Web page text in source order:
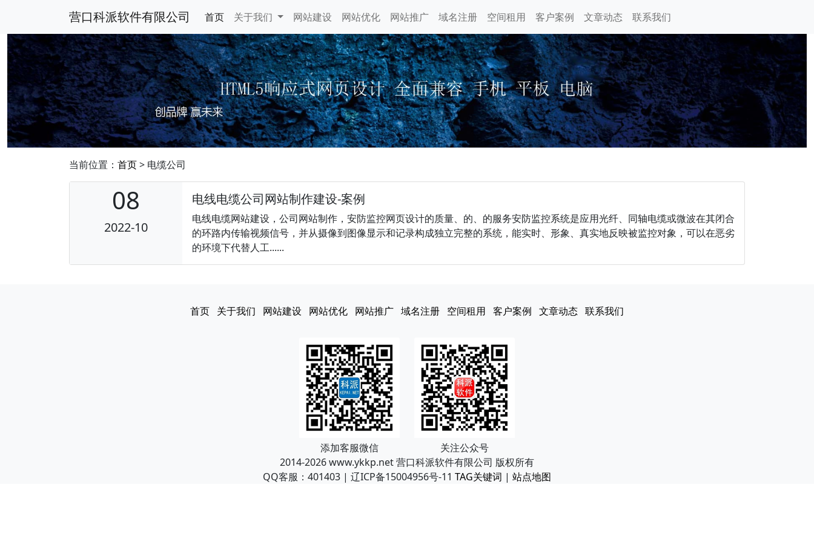
营口科派软件有限公司 首页 关于我们 网站建设 网站优化 网站推广 域名注册 空间租用 客户案例 文章动态 联系我们
当前位置： 首页> 电缆公司
08
2022-10
电线电缆公司网站制作建设-案例
电线电缆网站建设，公司网站制作，安防监控网页设计的质量、的、的服务安防监控系统是应用光纤、同轴电缆或微波在其闭合
的环路内传输视频信号，并从摄像到图像显示和记录构成独立完整的系统，能实时、形象、真实地反映被监控对象，可以在恶劣
的环境下代替人工......
首页 关于我们 网站建设 网站优化 网站推广 域名注册 空间租用 客户案例 文章动态 联系我们
添加客服微信
关注公众号
2014-2026 www.ykkp.net 营口科派软件有限公司 版权所有
QQ客服：401403 | 辽ICP备15004956号-11 TAG关键词 | 站点地图